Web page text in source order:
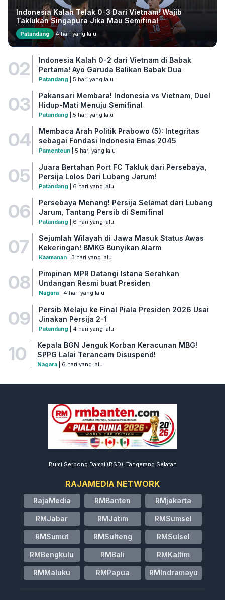
Indonesia Kalah Telak 0-3 Dari Vietnam! Wajib
Taklukan Singapura Jika Mau Semifinal
Patandang 4 hari yang lalu
02
Indonesia Kalah 0-2 dari Vietnam di Babak
Pertama! Ayo Garuda Balikan Babak Dua
Patandang | 5 hari yang lalu
03
Pakansari Membara! Indonesia vs Vietnam, Duel
Hidup-Mati Menuju Semifinal
Patandang | 5 hari yang lalu
04
Membaca Arah Politik Prabowo (5): Integritas
sebagai Fondasi Indonesia Emas 2045
Pamenteun| 5 hari yang lalu
05
Juara Bertahan Port FC Takluk dari Persebaya,
Persija Lolos Dari Lubang Jarum!
Patandang | 6 hari yang lalu
06
Persebaya Menang! Persija Selamat dari Lubang
Jarum, Tantang Persib di Semifinal
Patandang | 6 hari yang lalu
07
Sejumlah Wilayah di Jawa Masuk Status Awas
Kekeringan! BMKG Bunyikan Alarm
Kaamanan| 3 hari yang lalu
08
Pimpinan MPR Datangi Istana Serahkan
Undangan Resmi buat Presiden
Nagara| 4 hari yang lalu
09
Persib Melaju ke Final Piala Presiden 2026 Usai
Jinakan Persija 2-1
Patandang | 4 hari yang lalu
10
Kepala BGN Jenguk Korban Keracunan MBG!
SPPG Lalai Terancam Disuspend!
Nagara| 6 hari yang lalu
Bumi Serpong Damai (BSD), Tangerang Selatan
RAJAMEDIA NETWORK
RajaMedia RMBanten RMjakarta
RMJabar RMJatim RMSumsel
RMSumut RMSulteng RMSulsel
RMBengkulu RMBali RMKaltim
RMMaluku RMPapua RMIndramayu